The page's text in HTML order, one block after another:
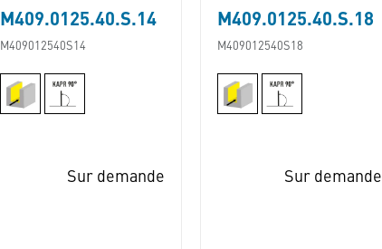
M409.0125.40.S.14
M409012540S14
Sur demande
M409.0125.40.S.18
M409012540S18
Sur demande